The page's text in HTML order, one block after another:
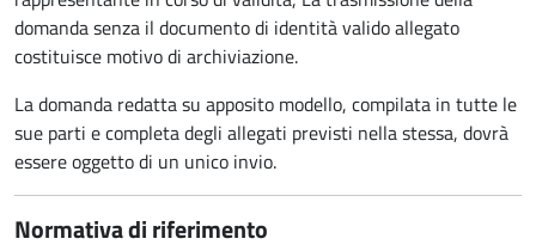
domanda senza il documento di identità valido allegato
costituisce motivo di archiviazione.
La domanda redatta su apposito modello, compilata in tutte le
sue parti e completa degli allegati previsti nella stessa, dovrà
essere oggetto di un unico invio.
Normativa di riferimento